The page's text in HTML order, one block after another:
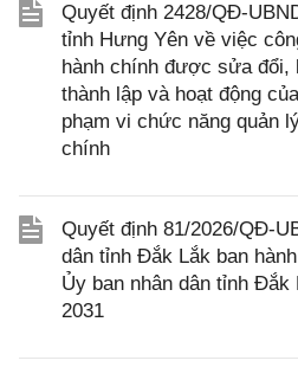
Quyết định 2428/QĐ-
tỉnh Hưng Yên về việc
hành chính được sửa đổi,
thành lập và hoạt động
phạm vi chức năng quản
chính
Quyết định 81/2026/QĐ-
dân tỉnh Đắk Lắk ban
Ủy ban nhân dân tỉnh Đắk
2031